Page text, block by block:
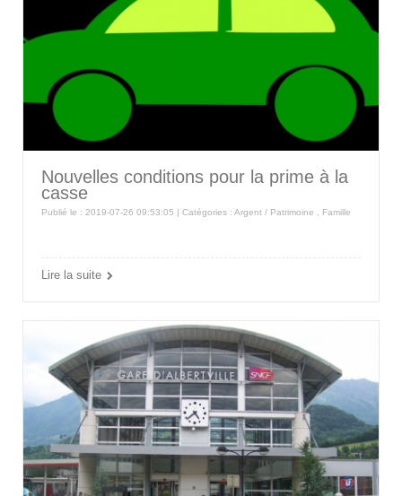
Nouvelles conditions pour la prime à la
casse
Publié le : 2019-07-26 09:53:05 | Catégories : Argent / Patrimoine , Famille
Lire la suite